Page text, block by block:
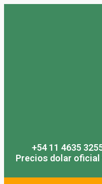
+54 11 4635
Precios dolar oficial